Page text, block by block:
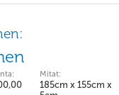
Mitat:
185cm x 155cm x